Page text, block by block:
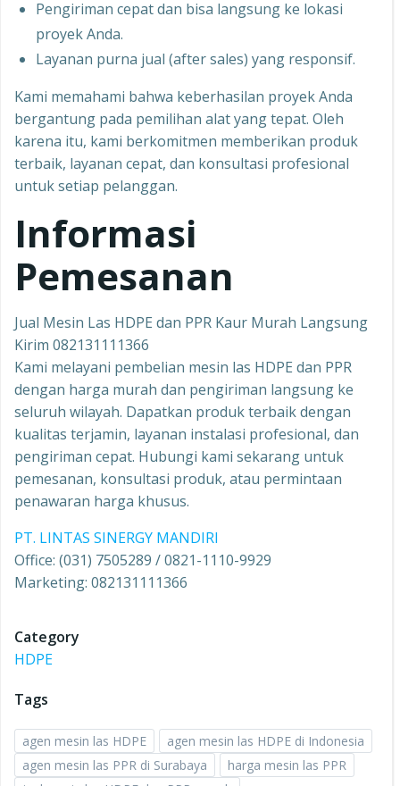
Pengiriman cepat dan bisa langsung ke lokasi
proyek Anda.
Layanan purna jual (after sales) yang responsif.
Kami memahami bahwa keberhasilan proyek Anda
bergantung pada pemilihan alat yang tepat. Oleh
karena itu, kami berkomitmen memberikan produk
terbaik, layanan cepat, dan konsultasi profesional
untuk setiap pelanggan.
Informasi
Pemesanan
Jual Mesin Las HDPE dan PPR Kaur Murah Langsung
Kirim 082131111366
Kami melayani pembelian mesin las HDPE dan PPR
dengan harga murah dan pengiriman langsung ke
seluruh wilayah. Dapatkan produk terbaik dengan
kualitas terjamin, layanan instalasi profesional, dan
pengiriman cepat. Hubungi kami sekarang untuk
pemesanan, konsultasi produk, atau permintaan
penawaran harga khusus.
PT. LINTAS SINERGY MANDIRI
Office: (031) 7505289 / 0821-1110-9929
Marketing: 082131111366
Category
HDPE
Tags
agen mesin las HDPE
agen mesin las HDPE di Indonesia
agen mesin las PPR di Surabaya
harga mesin las PPR